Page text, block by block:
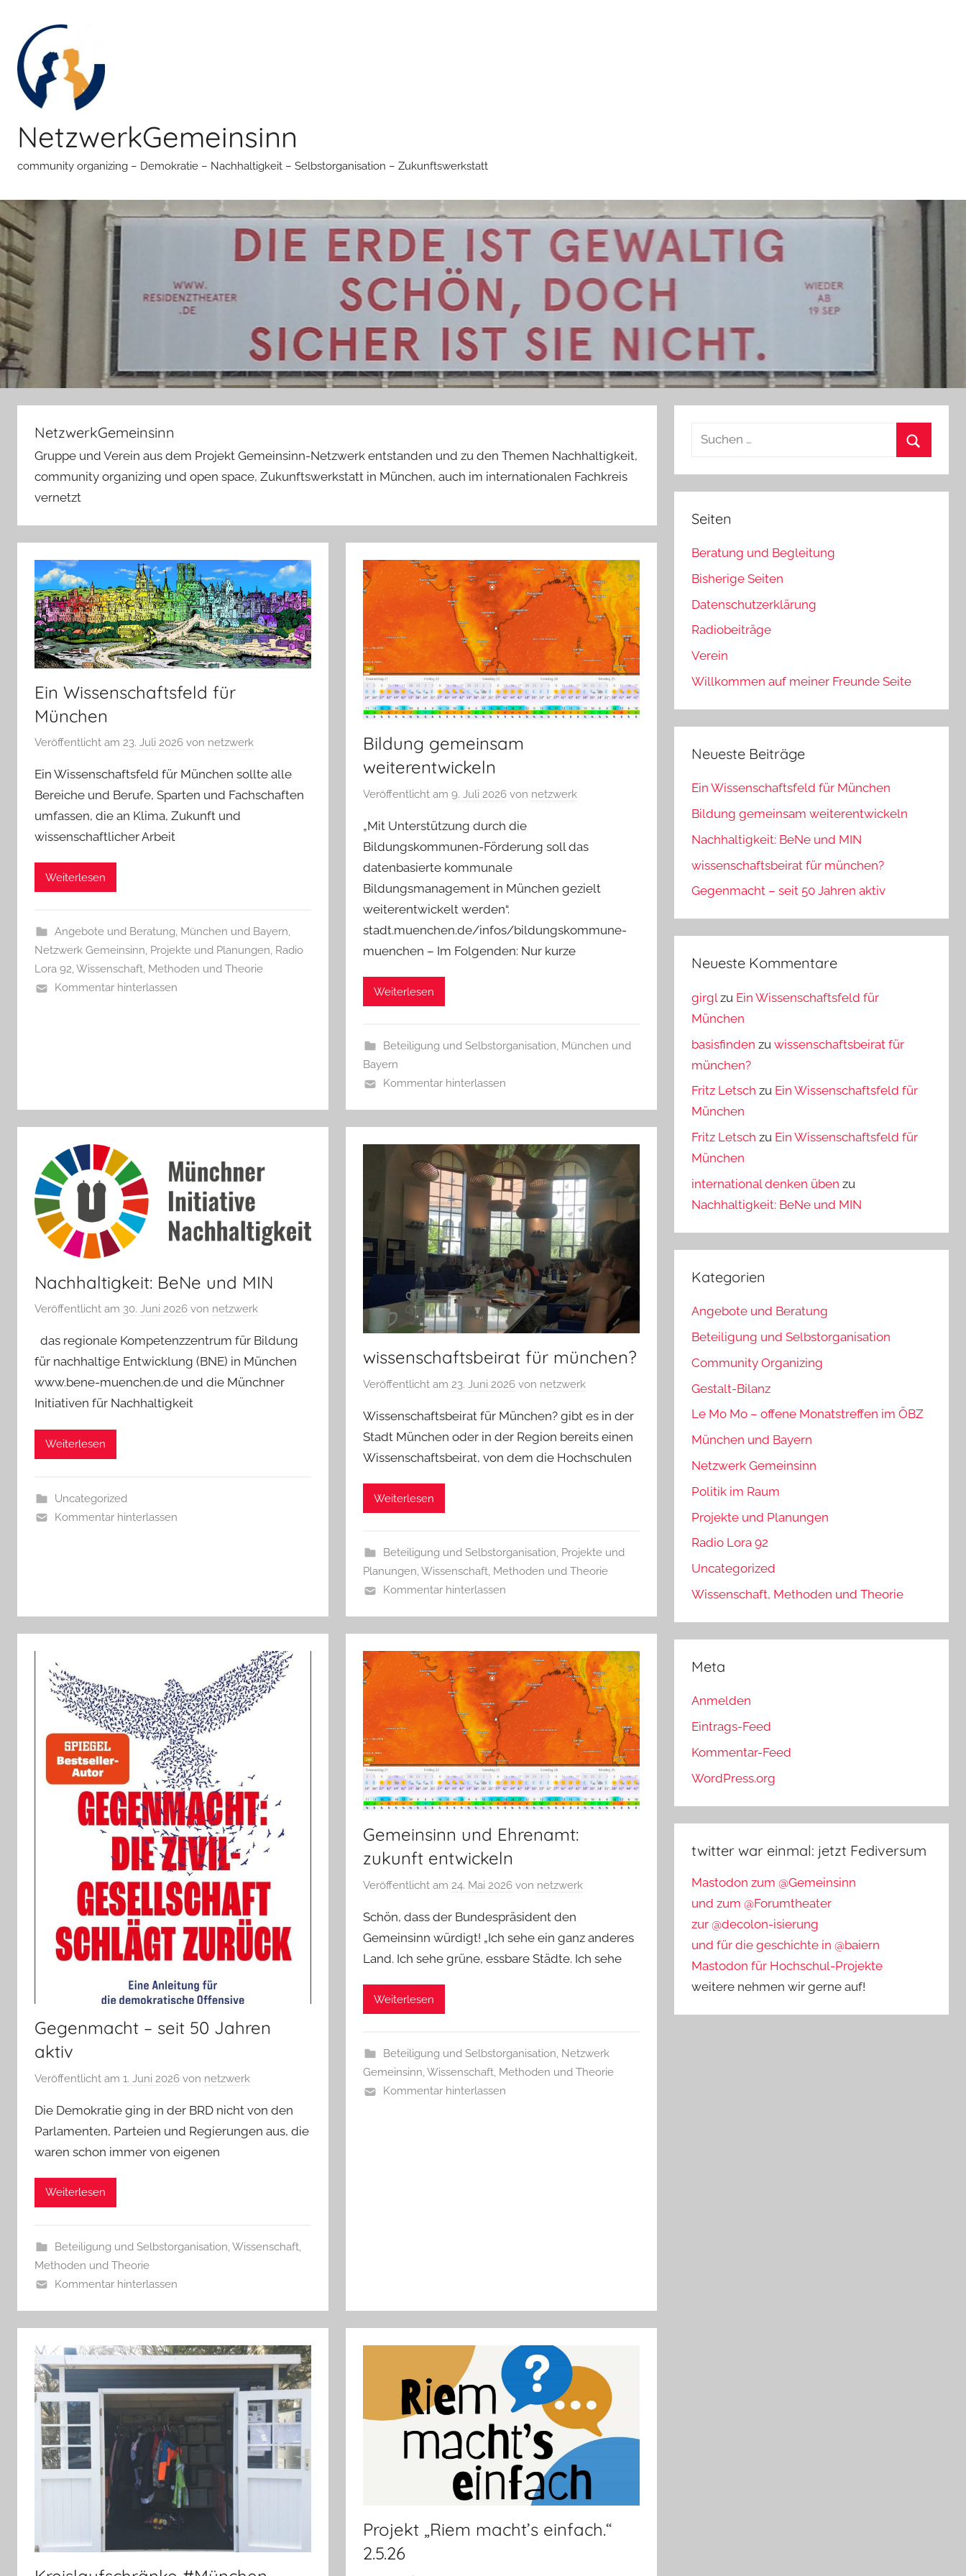
springen
NetzwerkGemeinsinn
community organizing – Demokratie – Nachhaltigkeit – Selbstorganisation – Zukunftswerkstatt
NetzwerkGemeinsinn
Gruppe und Verein aus dem Projekt Gemeinsinn-Netzwerk entstanden und zu den Themen Nachhaltigkeit,
community organizing und open space, Zukunftswerkstatt in München, auch im internationalen Fachkreis
vernetzt
Ein Wissenschaftsfeld für
München
Veröffentlicht am 23. Juli 2026 von netzwerk
Ein Wissenschaftsfeld für München sollte alle
Bereiche und Berufe, Sparten und Fachschaften
umfassen, die an Klima, Zukunft und
wissenschaftlicher Arbeit
Weiterlesen
Angebote und Beratung, München und Bayern,
Netzwerk Gemeinsinn, Projekte und Planungen, Radio
Lora 92,Wissenschaft, Methoden und Theorie
Kommentar hinterlassen
Bildung gemeinsam
weiterentwickeln
Veröffentlicht am9. Juli 2026 von netzwerk
„Mit Unterstützung durch die
Bildungskommunen-Förderung soll das
datenbasierte kommunale
Bildungsmanagement in München gezielt
weiterentwickelt werden“.
stadt.muenchen.de/infos/bildungskommune-
muenchen – Im Folgenden: Nur kurze
Weiterlesen
Beteiligung und Selbstorganisation, München und
Bayern
Kommentar hinterlassen
Nachhaltigkeit: BeNe und MIN
Veröffentlicht am 30. Juni 2026 von netzwerk
das regionale Kompetenzzentrum für Bildung
für nachhaltige Entwicklung (BNE) in München
www.bene-muenchen.de und die Münchner
Initiativen für Nachhaltigkeit
Weiterlesen
Uncategorized
Kommentar hinterlassen
wissenschaftsbeirat für münchen?
Veröffentlicht am23. Juni 2026 von netzwerk
Wissenschaftsbeirat für München? gibt es in der
Stadt München oder in der Region bereits einen
Wissenschaftsbeirat, von dem die Hochschulen
Weiterlesen
Beteiligung und Selbstorganisation, Projekte und
Planungen,Wissenschaft, Methoden und Theorie
Kommentar hinterlassen
Gegenmacht – seit 50 Jahren
aktiv
Veröffentlicht am 1. Juni 2026 von netzwerk
Die Demokratie ging in der BRD nicht von den
Parlamenten, Parteien und Regierungen aus, die
waren schon immer von eigenen
Weiterlesen
Beteiligung und Selbstorganisation,Wissenschaft,
Methoden und Theorie
Kommentar hinterlassen
Gemeinsinn und Ehrenamt:
zukunft entwickeln
Veröffentlicht am24. Mai 2026 von netzwerk
Schön, dass der Bundespräsident den
Gemeinsinn würdigt! „Ich sehe ein ganz anderes
Land. Ich sehe grüne, essbare Städte. Ich sehe
Weiterlesen
Beteiligung und Selbstorganisation, Netzwerk
Gemeinsinn,Wissenschaft, Methoden und Theorie
Kommentar hinterlassen
Projekt „Riem macht’s einfach.“
2.5.26
Suchen
Seiten
Beratung und Begleitung
Bisherige Seiten
Datenschutzerklärung
Radiobeiträge
Verein
Willkommen auf meiner Freunde Seite
Neueste Beiträge
Ein Wissenschaftsfeld für München
Bildung gemeinsam weiterentwickeln
Nachhaltigkeit: BeNe und MIN
wissenschaftsbeirat für münchen?
Gegenmacht – seit 50 Jahren aktiv
Neueste Kommentare
girgl zu Ein Wissenschaftsfeld für
München
basisfinden zuwissenschaftsbeirat für
münchen?
Fritz Letsch zu Ein Wissenschaftsfeld für
München
Fritz Letsch zu Ein Wissenschaftsfeld für
München
international denken üben zu
Nachhaltigkeit: BeNe und MIN
Kategorien
Angebote und Beratung
Beteiligung und Selbstorganisation
Community Organizing
Gestalt-Bilanz
Le Mo Mo – offene Monatstreffen im ÖBZ
München und Bayern
Netzwerk Gemeinsinn
Politik im Raum
Projekte und Planungen
Radio Lora 92
Uncategorized
Wissenschaft, Methoden und Theorie
Meta
Anmelden
Eintrags-Feed
Kommentar-Feed
WordPress.org
twitter war einmal: jetzt Fediversum
Mastodon zum @Gemeinsinn
und zum @Forumtheater
zur @decolon-isierung
und für die geschichte in @baiern
Mastodon für Hochschul-Projekte
weitere nehmen wir gerne auf!